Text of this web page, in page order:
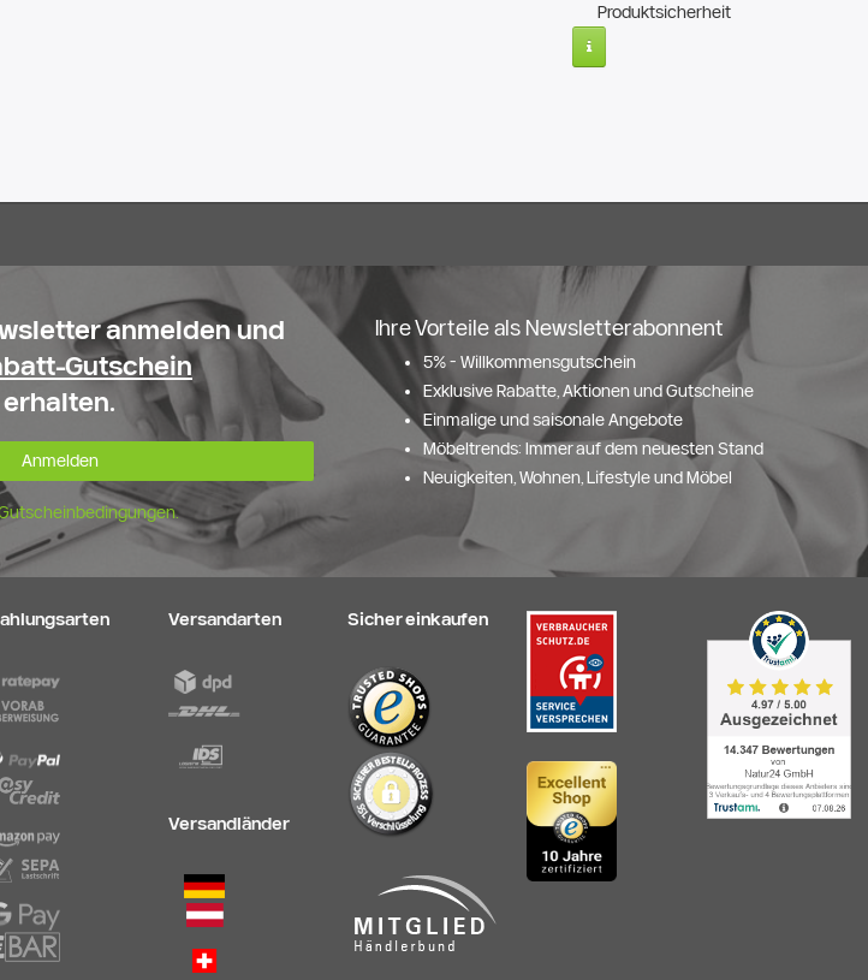
Produktsicherheit
anmelden und
Gutschein
erhalten.
Anmelden
Ihre Vorteile als Newsletterabonnent
5% - Willkommensgutschein
Exklusive Rabatte, Aktionen und Gutscheine
Einmalige und saisonale Angebote
Möbeltrends: Immer auf dem neuesten Stand
Neuigkeiten, Wohnen, Lifestyle und Möbel
Versandarten
Versandländer
Sicher einkaufen